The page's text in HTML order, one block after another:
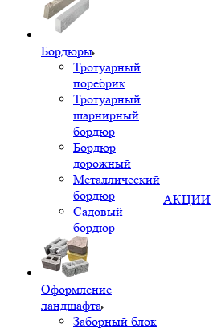
Бордюры
Тротуарный
поребрик
Тротуарный
шарнирный
бордюр
Бордюр
дорожный
Металлический
бордюр
Садовый
бордюр
Оформление
ландшафта
Заборный блок
АКЦИИ